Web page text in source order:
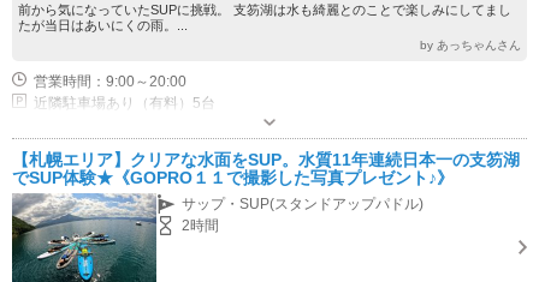
前から気になっていたSUPに挑戦。 支笏湖は水も綺麗とのことで楽しみにしてまし
たが当日はあいにくの雨。...
by あっちゃんさん
営業時間：9:00～20:00
近隣駐車場あり（有料）5台
【札幌エリア】クリアな水面をSUP。水質11年連続日本一の支笏湖
でSUP体験★《GOPRO１１で撮影した写真プレゼント♪》
サップ・SUP(スタンドアップパドル)
2時間